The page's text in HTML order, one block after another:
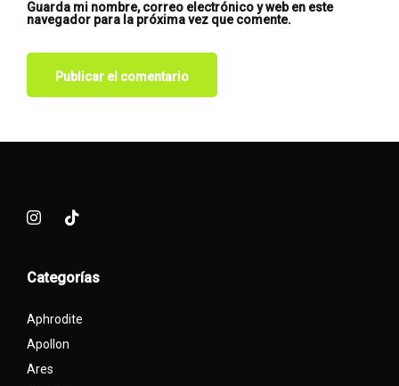
Guarda mi nombre, correo electrónico y web en este
navegador para la próxima vez que comente.
Categorías
Aphrodite
Apollon
Ares